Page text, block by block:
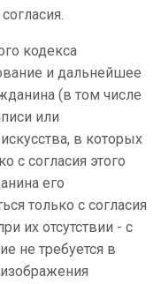
кодекса
и дальнейшее
(в том числе
или
в которых
с согласия этого
его
только с согласия
их отсутствии - с
не требуется в